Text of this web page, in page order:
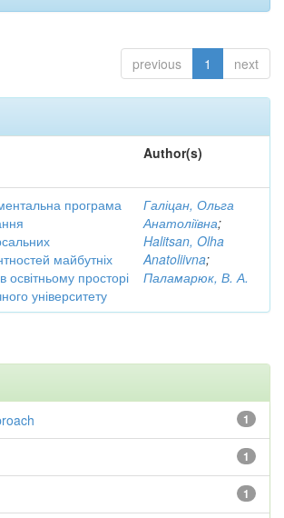
previous 1 next
Author(s)
програма
майбутніх
освітньому просторі
університету
Галіцан, Ольга
Анатоліївна;
Halitsan, Olha
Anatoliivna;
Паламарюк, В. А.
1
1
1